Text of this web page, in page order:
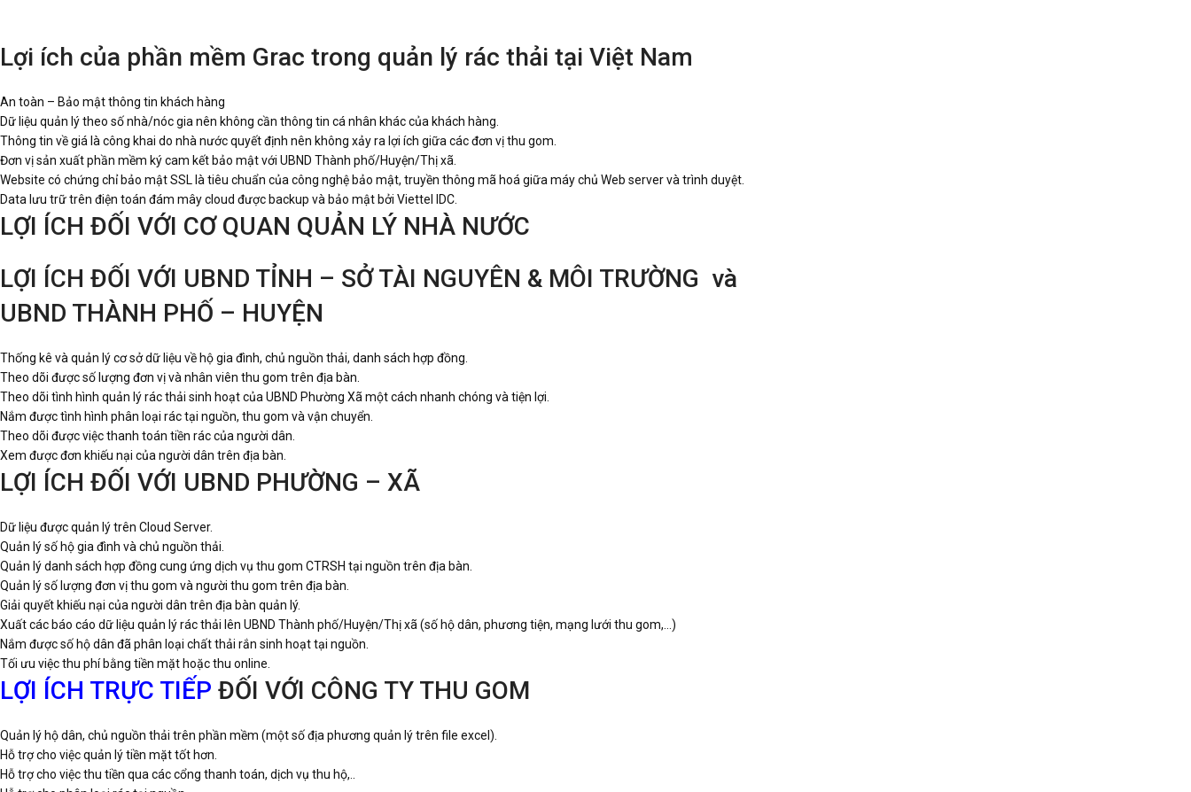
Lợi ích của phần mềm Grac trong quản lý rác thải tại Việt Nam
An toàn – Bảo mật thông tin khách hàng
Dữ liệu quản lý theo số nhà/nóc gia nên không cần thông tin cá nhân khác của khách hàng.
Thông tin về giá là công khai do nhà nước quyết định nên không xảy ra lợi ích giữa các đơn vị thu gom.
Đơn vị sản xuất phần mềm ký cam kết bảo mật với UBND Thành phố/Huyện/Thị xã.
Website có chứng chỉ bảo mật SSL là tiêu chuẩn của công nghệ bảo mật, truyền thông mã hoá giữa máy chủ Web server và trình duyệt.
Data lưu trữ trên điện toán đám mây cloud được backup và bảo mật bởi Viettel IDC.
LỢI ÍCH ĐỐI VỚI CƠ QUAN QUẢN LÝ NHÀ NƯỚC
LỢI ÍCH ĐỐI VỚI UBND TỈNH – SỞ TÀI NGUYÊN & MÔI TRƯỜNG và
UBND THÀNH PHỐ – HUYỆN
Thống kê và quản lý cơ sở dữ liệu về hộ gia đình, chủ nguồn thải, danh sách hợp đồng.
Theo dõi được số lượng đơn vị và nhân viên thu gom trên địa bàn.
Theo dõi tình hình quản lý rác thải sinh hoạt của UBND Phường Xã một cách nhanh chóng và tiện lợi.
Nắm được tình hình phân loại rác tại nguồn, thu gom và vận chuyển.
Theo dõi được việc thanh toán tiền rác của người dân.
Xem được đơn khiếu nại của người dân trên địa bàn.
LỢI ÍCH ĐỐI VỚI UBND PHƯỜNG – XÃ
Dữ liệu được quản lý trên Cloud Server.
Quản lý số hộ gia đình và chủ nguồn thải.
Quản lý danh sách hợp đồng cung ứng dịch vụ thu gom CTRSH tại nguồn trên địa bàn.
Quản lý số lượng đơn vị thu gom và người thu gom trên địa bàn.
Giải quyết khiếu nại của người dân trên địa bàn quản lý.
Xuất các báo cáo dữ liệu quản lý rác thải lên UBND Thành phố/Huyện/Thị xã (số hộ dân, phương tiện, mạng lưới thu gom,…)
Nắm được số hộ dân đã phân loại chất thải rắn sinh hoạt tại nguồn.
Tối ưu việc thu phí bằng tiền mặt hoặc thu online.
LỢI ÍCH TRỰC TIẾP ĐỐI VỚI CÔNG TY THU GOM
Quản lý hộ dân, chủ nguồn thải trên phần mềm (một số địa phương quản lý trên file excel).
Hỗ trợ cho việc quản lý tiền mặt tốt hơn.
Hỗ trợ cho việc thu tiền qua các cổng thanh toán, dịch vụ thu hộ,..